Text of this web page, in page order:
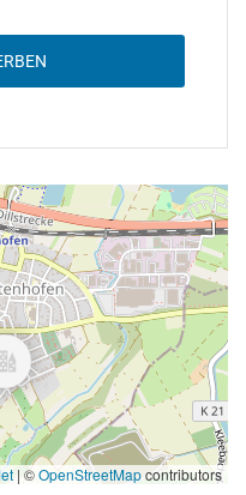
| ©OpenStreetMapcontributors